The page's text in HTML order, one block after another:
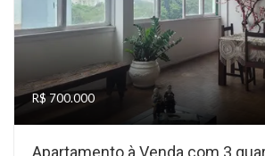
R$ 700.000
Apartamento à Venda com 3